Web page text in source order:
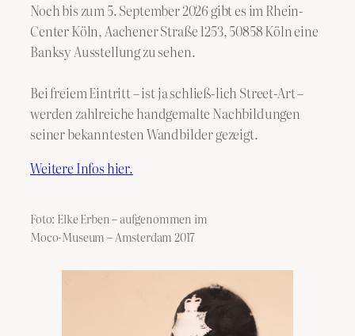
Noch bis zum 5. September 2026 gibt es im Rhein-
Center Köln, Aachener Straße 1253, 50858 Köln eine
Banksy Ausstellung zu sehen.
Bei freiem Eintritt – ist ja schließ-lich Street-Art –
werden zahlreiche handgemalte Nachbildungen
seiner bekanntesten Wandbilder gezeigt.
Weitere Infos hier.
Foto: Elke Erben – aufgenommen im
Moco-Museum – Amsterdam 2017